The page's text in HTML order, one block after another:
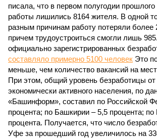
писала, что в первом полугодии
работы лишились 8164 жителя. В одной
разным причинам работу потеряли более
причем трудоустроиться смогли лишь
официально зарегистрированных
составляло примерно 5100 человек Это
меньше, чем количество вакансий на
При этом, общий уровень безработицы
экономически активного населения, по
«Башинформ», составил по Российской
процента; по Башкирии – 5,5 процента;
процента. Получается, что число
Уфе за прошедший год увеличилось на